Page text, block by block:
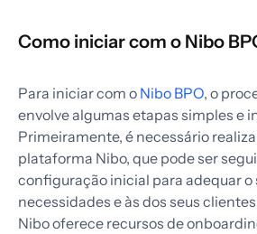
Como iniciar com o Nibo
Para iniciar com o Nibo BPO, o
envolve algumas etapas simples e
Primeiramente, é necessário
plataforma Nibo, que pode ser
configuração inicial para adequar o
necessidades e às dos seus
Nibo oferece recursos de